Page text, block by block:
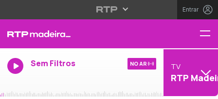
Entrar
Sem Filtros NO AR TV
RTP